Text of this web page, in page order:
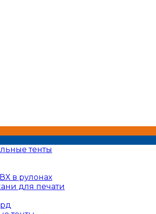
тенты
в рулонах
для печати